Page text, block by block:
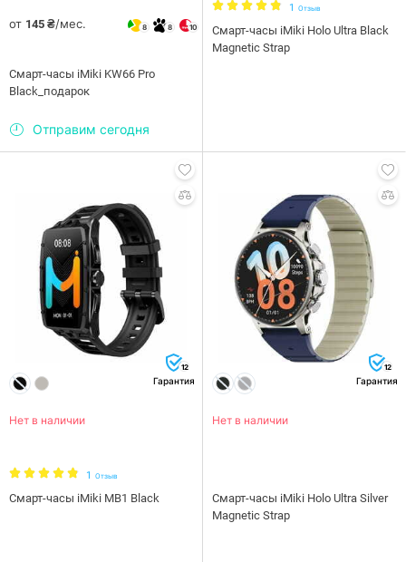
от 145 ₴/мес. 8 8 10
Смарт-часы iMiki KW66 Pro
Black_подарок
Отправим сегодня
1 Отзыв
Смарт-часы iMiki Holo Ultra Black
Magnetic Strap
12
Гарантия
Нет в наличии
1 Отзыв
Смарт-часы iMiki MB1 Black
12
Гарантия
Нет в наличии
Смарт-часы iMiki Holo Ultra Silver
Magnetic Strap